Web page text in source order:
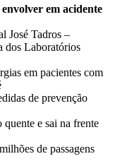
em acidente
José Tadros –
dos Laboratórios
em pacientes com
de prevenção
e sai na frente
de passagens